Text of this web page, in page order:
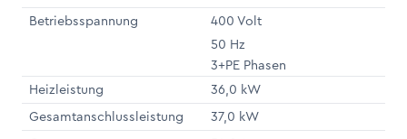
Betriebsspannung
400 Volt
50 Hz
3+PE Phasen
Heizleistung
36,0 kW
Gesamtanschlussleistung
37,0 kW